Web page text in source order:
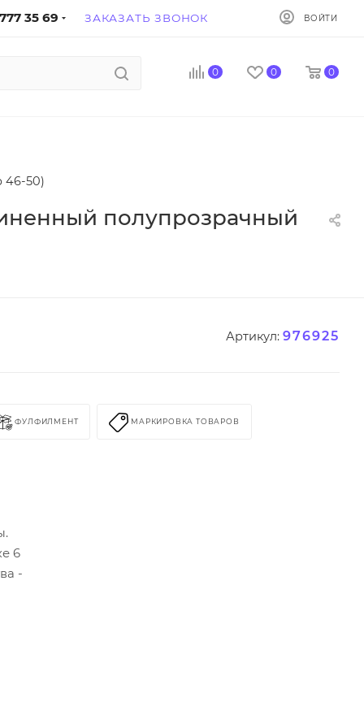
35 69 ЗАКАЗАТЬ ЗВОНОК ВОЙТИ
0 0 0
46-50)
полупрозрачный
Артикул: 976925
ФУЛФИЛМЕНТ МАРКИРОВКА ТОВАРОВ
6
-